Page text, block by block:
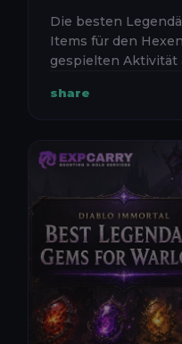
Die besten
Items für den
gespielten Aktivität
Hellswarm, Infernal
share